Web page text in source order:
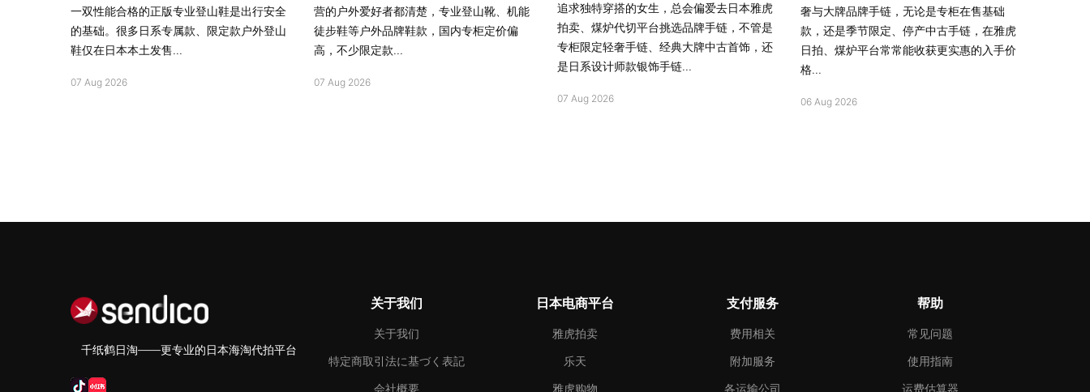
一双性能合格的正版专业登山鞋是出行安全
的基础。很多日系专属款、限定款户外登山
鞋仅在日本本土发售...
07 Aug 2026
营的户外爱好者都清楚，专业登山靴、机能
徒步鞋等户外品牌鞋款，国内专柜定价偏
高，不少限定款...
07 Aug 2026
追求独特穿搭的女生，总会偏爱去日本雅虎
拍卖、煤炉代切平台挑选品牌手链，不管是
专柜限定轻奢手链、经典大牌中古首饰，还
是日系设计师款银饰手链...
07 Aug 2026
奢与大牌品牌手链，无论是专柜在售基础
款，还是季节限定、停产中古手链，在雅虎
日拍、煤炉平台常常能收获更实惠的入手价
格...
06 Aug 2026
千纸鹤日淘——更专业的日本海淘代拍平台
关于我们
关于我们
特定商取引法に基づく表記
会社概要
日本电商平台
雅虎拍卖
乐天
雅虎购物
支付服务
费用相关
附加服务
各运输公司
帮助
常见问题
使用指南
运费估算器